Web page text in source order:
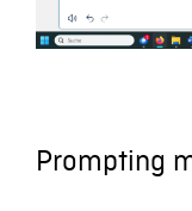
Prompting